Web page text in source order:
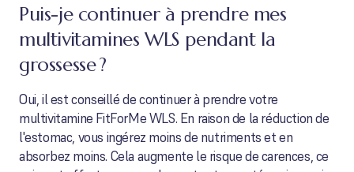
Puis-je continuer à prendre mes
multivitamines WLS pendant la
grossesse ?
Oui, il est conseillé de continuer à prendre votre
multivitamine FitForMe WLS. En raison de la réduction de
l'estomac, vous ingérez moins de nutriments et en
absorbez moins. Cela augmente le risque de carences, ce